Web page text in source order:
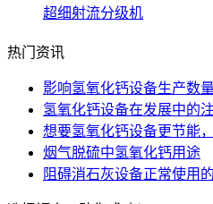
超细射流分级机
热门资讯
影响氢氧化钙设备生产数
氢氧化钙设备在发展中的
想要氢氧化钙设备更节能
烟气脱硫中氢氧化钙用途
阻碍消石灰设备正常使用